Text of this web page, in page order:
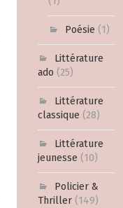
Poésie (1)
Littérature
ado (25)
Littérature
classique (28)
Littérature
jeunesse (10)
Policier &
Thriller (149)